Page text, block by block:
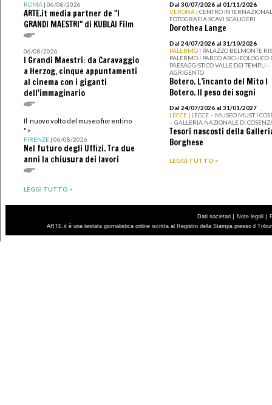
ROMA| 06/08/2026
ARTE.it media partner de "I
GRANDI MAESTRI" di KUBLAI Film
06/08/2026
I Grandi Maestri: da Caravaggio
a Herzog, cinque appuntamenti
al cinema con i giganti
dell'immaginario
Il nuovo volto del museo fiorentino
">
FIRENZE| 06/08/2026
Nel futuro degli Uffizi. Tra due
anni la chiusura dei lavori
LEGGI TUTTO >
Dal 30/07/2026 al 01/11/2026
VERONA | CENTRO
FOTOGRAFIA SCAVI SCALIGERI
Dorothea Lange
Dal 24/07/2026 al 31/10/2026
PALERMO | PALAZZO BELMONTE
PALERMO I PARCO ARCHEOLOGICO
PAESAGGISTICO VALLE DEI TEMPLI -
AGRIGENTO
Botero. L’incanto del Mito I
Botero. Il peso dei sogni
Dal 24/07/2026 al 31/01/2027
LECCE | LECCE – MUSEO MUST I
– GALLERIA NAZIONALE DI
Tesori nascosti della
Borghese
LEGGI TUTTO >
Dati societari | Note legali |
ARTE.it è una testata giornalistica online iscritta al Registro della Stampa presso il